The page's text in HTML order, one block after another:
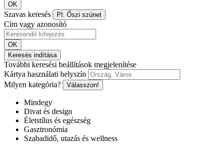
OK
Szavas keresés Pl: Őszi szünet
Cím vagy azonosító
OK
Keresés indítása
További keresési beállítások megjelenítése
Kártya használati helyszín
Milyen kategória?
Válasszon!
Mindegy
Divat és design
Életstílus és egészség
Gasztronómia
Szabadidő, utazás és wellness